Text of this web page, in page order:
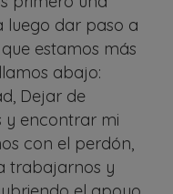
luego dar paso a
estamos más
abajo:
Dejar de
y encontrar mi
con el perdón,
trabajarnos y